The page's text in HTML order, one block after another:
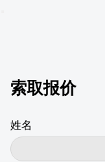
索取报价
姓名